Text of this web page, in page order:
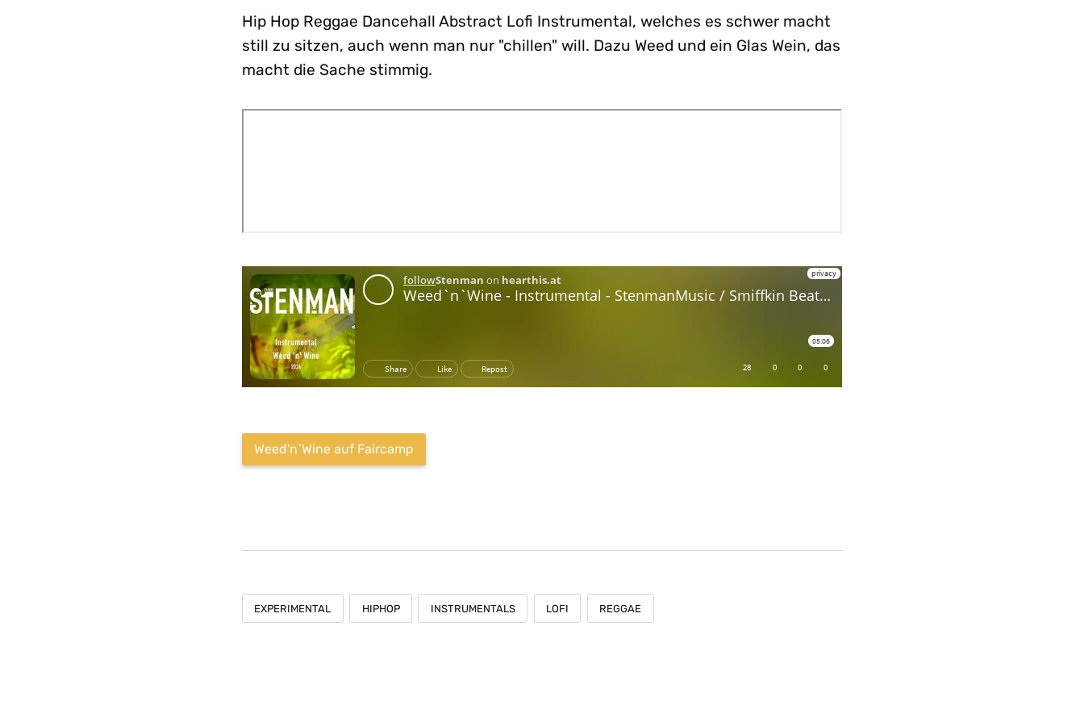
Hip Hop Reggae Dancehall Abstract Lofi Instrumental, welches es schwer macht
still zu sitzen, auch wenn man nur "chillen" will. Dazu Weed und ein Glas Wein, das
macht die Sache stimmig.
Weed'n`Wine auf Faircamp
EXPERIMENTAL HIPHOP INSTRUMENTALS LOFI REGGAE